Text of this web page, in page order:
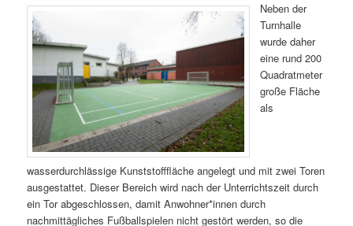
Neben der
Turnhalle
wurde daher
eine rund 200
Quadratmeter
große Fläche
als
wasserdurchlässige Kunststofffläche angelegt und mit zwei Toren
ausgestattet. Dieser Bereich wird nach der Unterrichtszeit durch
ein Tor abgeschlossen, damit Anwohner*innen durch
nachmittägliches Fußballspielen nicht gestört werden, so die